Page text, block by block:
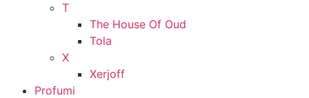
T
The House Of Oud
Tola
X
Xerjoff
Profumi